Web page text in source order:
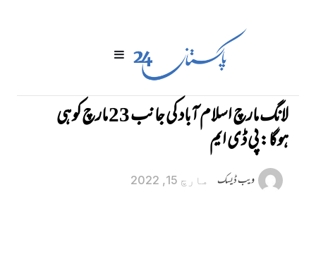
لانگ مارچ اسلام آباد کی جانب 23 مارچ کو ہی
ہوگا: پی ڈی ایم
ویب ڈیسک مارچ 15, 2022